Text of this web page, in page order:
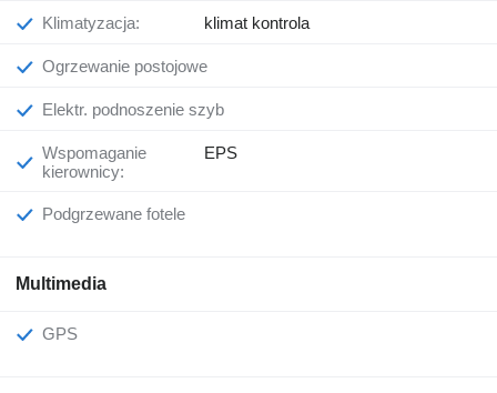
Klimatyzacja: klimat kontrola
Ogrzewanie postojowe
Elektr. podnoszenie szyb
Wspomaganie
kierownicy:
EPS
Podgrzewane fotele
Multimedia
GPS